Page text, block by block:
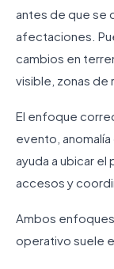
antes de que se
afectaciones.
cambios en
visible, zonas de
El enfoque
evento,
ayuda a ubicar
accesos y
Ambos
operativo suele